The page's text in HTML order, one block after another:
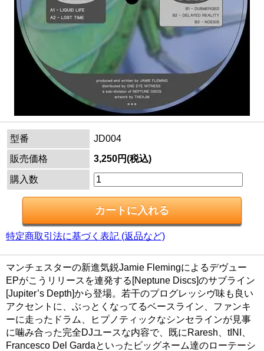
型番
JD004
販売価格
3,250円(税込)
購入数
特定商取引法に基づく表記 (返品など)
マンチェスターの新進気鋭Jamie Flemingによるデヴュー
EPがこうリリースを連発する[Neptune Discs]のサブライン
[Jupiter’s Depth]から登場。若干のプログレッシヴ味も良い
アクセントに、ぶっとくなってるベースライン、ファンキ
ーに走ったドラム、ヒプノティックなシンセラインが見事
に噛み合った完全DJユースな内容で、既にRaresh、tINI、
Francesco Del Gardaといったビッグネーム達のローテーシ